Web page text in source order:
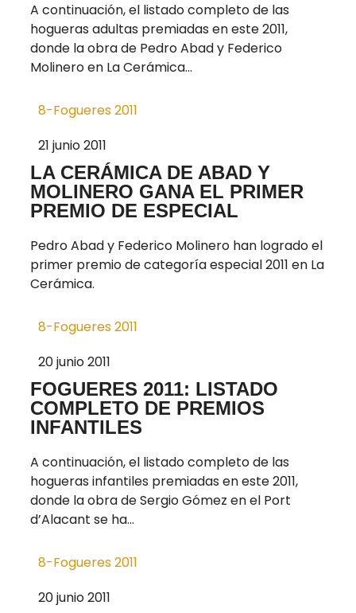
A continuación, el listado completo de las
hogueras adultas premiadas en este 2011,
donde la obra de Pedro Abad y Federico
Molinero en La Cerámica...
8-Fogueres 2011
21 junio 2011
LA CERÁMICA DE ABAD Y
MOLINERO GANA EL PRIMER
PREMIO DE ESPECIAL
Pedro Abad y Federico Molinero han logrado el
primer premio de categoría especial 2011 en La
Cerámica.
8-Fogueres 2011
20 junio 2011
FOGUERES 2011: LISTADO
COMPLETO DE PREMIOS
INFANTILES
A continuación, el listado completo de las
hogueras infantiles premiadas en este 2011,
donde la obra de Sergio Gómez en el Port
d’Alacant se ha...
8-Fogueres 2011
20 junio 2011